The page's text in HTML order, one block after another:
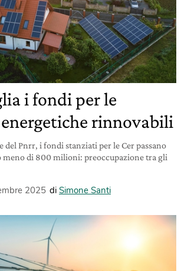
i fondi per le
rinnovabili
del Pnrr, i fondi stanziati per le Cer passano
meno di 800 milioni: preoccupazione tra gli
2025 di Simone Santi